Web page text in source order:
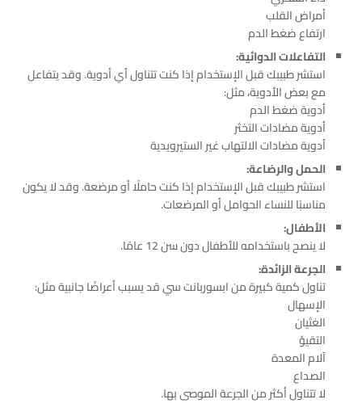
أمراض القلب
ارتفاع ضغط الدم
التفاعلات الدوائية:
استشر طبيبك قبل الإستخدام إذا كنت تتناول أي أدوية. وقد يتفاعل
مع بعض الأدوية، مثل:
أدوية ضغط الدم
أدوية مضادات التخثر
أدوية مضادات الالتهاب غير الستيرويدية
الحمل والرضاعة:
استشر طبيبك قبل الإستخدام إذا كنت حاملًا أو مرضعة. وقد لا يكون
مناسبًا للنساء الحوامل أو المرضعات.
الأطفال:
لا ينصح باستخدامه للأطفال دون سن 12 عامًا.
الجرعة الزائدة:
تناول كمية كبيرة من ابسوربانت سي قد يسبب أعراضًا جانبية مثل:
الإسهال
الغثيان
التقيؤ
آلام المعدة
الصداع
لا تتناول أكثر من الجرعة الموصى بها.